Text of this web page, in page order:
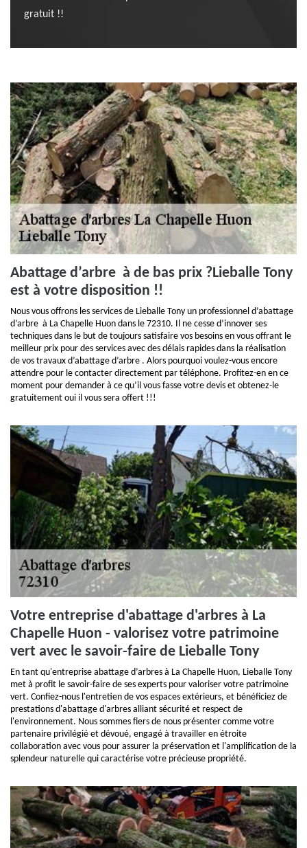
gratuit !!
Abattage d’arbre à de bas prix ?Lieballe Tony
est à votre disposition !!
Nous vous offrons les services de Lieballe Tony un professionnel d’abattage
d’arbre à La Chapelle Huon dans le 72310. Il ne cesse d’innover ses
techniques dans le but de toujours satisfaire vos besoins en vous offrant le
meilleur prix pour des services avec des délais rapides dans la réalisation
de vos travaux d’abattage d’arbre . Alors pourquoi voulez-vous encore
attendre pour le contacter directement par téléphone. Profitez-en en ce
moment pour demander à ce qu’il vous fasse votre devis et obtenez-le
gratuitement oui il vous sera offert !!!
Votre entreprise d'abattage d'arbres à La
Chapelle Huon - valorisez votre patrimoine
vert avec le savoir-faire de Lieballe Tony
En tant qu'entreprise abattage d’arbres à La Chapelle Huon, Lieballe Tony
met à profit le savoir-faire de ses experts pour valoriser votre patrimoine
vert. Confiez-nous l'entretien de vos espaces extérieurs, et bénéficiez de
prestations d'abattage d'arbres alliant sécurité et respect de
l'environnement. Nous sommes fiers de nous présenter comme votre
partenaire privilégié et dévoué, engagé à travailler en étroite
collaboration avec vous pour assurer la préservation et l'amplification de la
splendeur naturelle qui caractérise votre précieuse propriété.